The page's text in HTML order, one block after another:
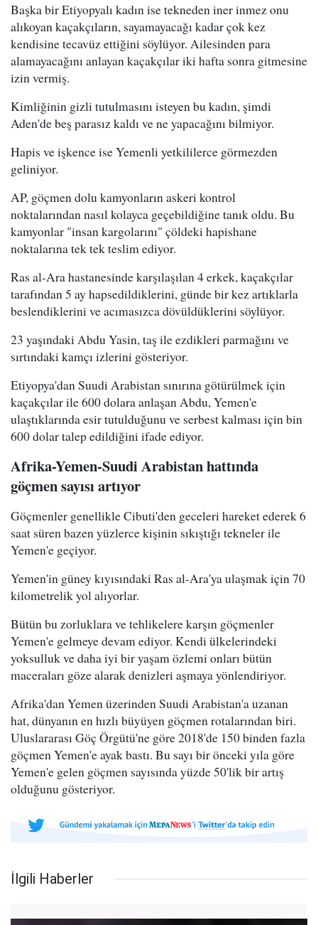
Başka bir Etiyopyalı kadın ise tekneden iner inmez onu
alıkoyan kaçakçıların, sayamayacağı kadar çok kez
kendisine tecavüz ettiğini söylüyor. Ailesinden para
alamayacağını anlayan kaçakçılar iki hafta sonra gitmesine
izin vermiş.
Kimliğinin gizli tutulmasını isteyen bu kadın, şimdi
Aden'de beş parasız kaldı ve ne yapacağını bilmiyor.
Hapis ve işkence ise Yemenli yetkililerce görmezden
geliniyor.
AP, göçmen dolu kamyonların askeri kontrol
noktalarından nasıl kolayca geçebildiğine tanık oldu. Bu
kamyonlar "insan kargolarını" çöldeki hapishane
noktalarına tek tek teslim ediyor.
Ras al-Ara hastanesinde karşılaşılan 4 erkek, kaçakçılar
tarafından 5 ay hapsedildiklerini, günde bir kez artıklarla
beslendiklerini ve acımasızca dövüldüklerini söylüyor.
23 yaşındaki Abdu Yasin, taş ile ezdikleri parmağını ve
sırtındaki kamçı izlerini gösteriyor.
Etiyopya'dan Suudi Arabistan sınırına götürülmek için
kaçakçılar ile 600 dolara anlaşan Abdu, Yemen'e
ulaştıklarında esir tutulduğunu ve serbest kalması için bin
600 dolar talep edildiğini ifade ediyor.
Afrika-Yemen-Suudi Arabistan hattında
göçmen sayısı artıyor
Göçmenler genellikle Cibuti'den geceleri hareket ederek 6
saat süren bazen yüzlerce kişinin sıkıştığı tekneler ile
Yemen'e geçiyor.
Yemen'in güney kıyısındaki Ras al-Ara'ya ulaşmak için 70
kilometrelik yol alıyorlar.
Bütün bu zorluklara ve tehlikelere karşın göçmenler
Yemen'e gelmeye devam ediyor. Kendi ülkelerindeki
yoksulluk ve daha iyi bir yaşam özlemi onları bütün
maceraları göze alarak denizleri aşmaya yönlendiriyor.
Afrika'dan Yemen üzerinden Suudi Arabistan'a uzanan
hat, dünyanın en hızlı büyüyen göçmen rotalarından biri.
Uluslararası Göç Örgütü'ne göre 2018'de 150 binden fazla
göçmen Yemen'e ayak bastı. Bu sayı bir önceki yıla göre
Yemen'e gelen göçmen sayısında yüzde 50'lik bir artış
olduğunu gösteriyor.
İlgili Haberler